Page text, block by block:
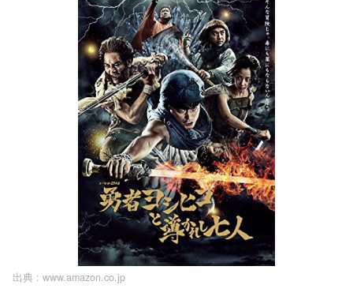
出典 : www.amazon.co.jp